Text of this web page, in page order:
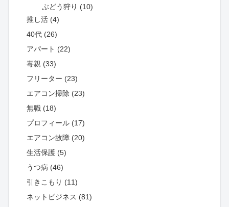
ぶどう狩り (10)
推し活 (4)
40代 (26)
アパート (22)
毒親 (33)
フリーター (23)
エアコン掃除 (23)
無職 (18)
プロフィール (17)
エアコン故障 (20)
生活保護 (5)
うつ病 (46)
引きこもり (11)
ネットビジネス (81)